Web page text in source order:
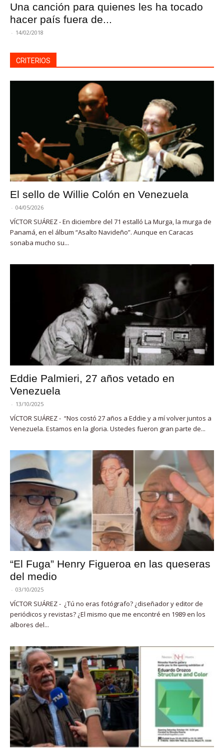
Una canción para quienes les ha tocado
hacer país fuera de...
- 14/02/2018
CRITERIOS
El sello de Willie Colón en Venezuela
- 04/05/2026
VÍCTOR SUÁREZ - En diciembre del 71 estalló La Murga, la murga de
Panamá, en el álbum “Asalto Navideño”. Aunque en Caracas
sonaba mucho su...
Eddie Palmieri, 27 años vetado en
Venezuela
- 13/10/2025
VÍCTOR SUÁREZ - “Nos costó 27 años a Eddie y a mí volver juntos a
Venezuela. Estamos en la gloria. Ustedes fueron gran parte de...
“El Fuga” Henry Figueroa en las queseras
del medio
- 03/10/2025
VÍCTOR SUÁREZ - ¿Tú no eras fotógrafo? ¿diseñador y editor de
periódicos y revistas? ¿El mismo que me encontré en 1989 en los
albores del...